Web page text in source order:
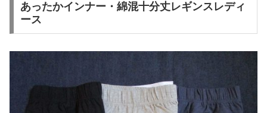
あったかインナー・綿混十分丈レギンスレディ
ース